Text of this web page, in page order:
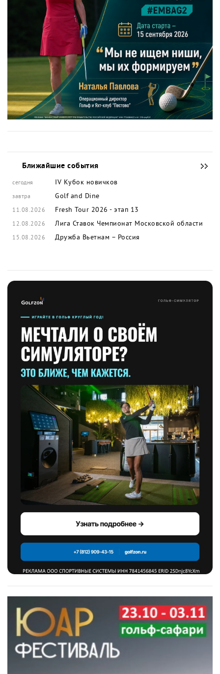
Ближайшие события
сегодня IV Кубок новичков
завтра Golf and Dine
11.08.2026 Fresh Tour 2026 - этап 13
12.08.2026 Лига Ставок Чемпионат Московской области
15.08.2026 Дружба Вьетнам – Россия